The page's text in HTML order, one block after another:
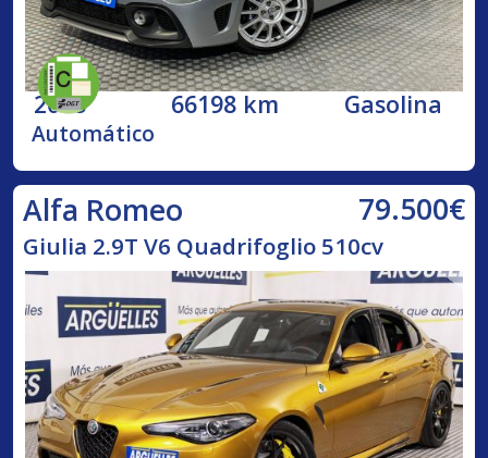
2018 66198 km Gasolina
Automático
Alfa Romeo 79.500€
Giulia 2.9T V6 Quadrifoglio 510cv